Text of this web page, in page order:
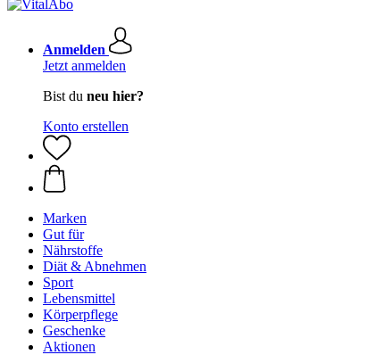
Anmelden
Jetzt anmelden
Bist du neu hier?
Konto erstellen
Marken
Gut für
Nährstoffe
Diät & Abnehmen
Sport
Lebensmittel
Körperpflege
Geschenke
Aktionen